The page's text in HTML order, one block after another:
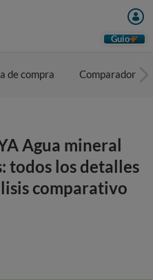
Guio
de compra Comparador
Agua mineral
todos los detalles
comparativo